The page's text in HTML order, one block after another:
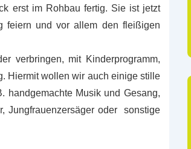
erst im Rohbau fertig. Sie ist jetzt
feiern und vor allem den fleißigen
verbringen, mit Kinderprogramm,
Hiermit wollen wir auch einige stille
handgemachte Musik und Gesang,
Jungfrauenzersäger oder sonstige